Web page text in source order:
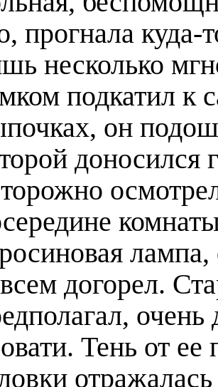
прогнала куда-
несколько
подкатил к
он
доносился
догорел.
Тень от ее